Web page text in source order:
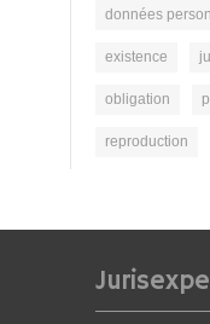
données
existence
obligation
reproduction